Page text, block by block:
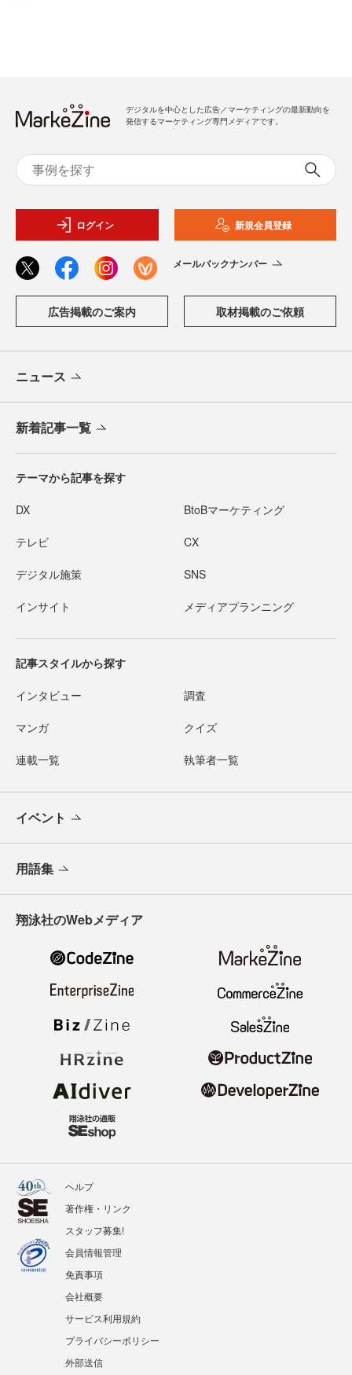
デジタルを中心とした広告／マーケティングの最新動向を
発信するマーケティング専門メディアです。
ログイン 新規会員登録
メールバックナンバー
広告掲載のご案内 取材掲載のご依頼
ニュース
新着記事一覧
テーマから記事を探す
DX BtoBマーケティング
テレビ CX
デジタル施策 SNS
インサイト メディアプランニング
記事スタイルから探す
インタビュー 調査
マンガ クイズ
連載一覧 執筆者一覧
イベント
用語集
翔泳社のWebメディア
ヘルプ
著作権・リンク
スタッフ募集!
会員情報管理
免責事項
会社概要
サービス利用規約
プライバシーポリシー
外部送信